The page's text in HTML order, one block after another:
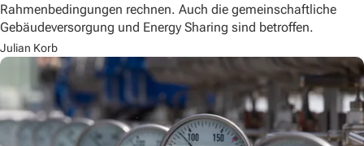
Rahmenbedingungen rechnen. Auch die gemeinschaftliche
Gebäudeversorgung und Energy Sharing sind betroffen.
Julian Korb